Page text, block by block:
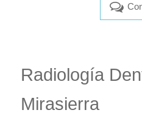
Radiología
Mirasierra